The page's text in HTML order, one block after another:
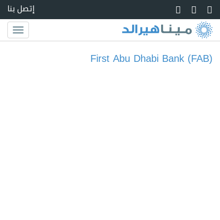
Skip to main
إتصل بنا
Toggle
First Abu Dhabi Bank (FAB)